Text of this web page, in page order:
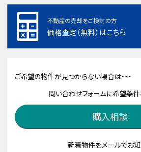
不動産の売却をご検討の方
価格査定（無料）はこちら
ご希望の物件が見つからない場合は・・・
問い合わせフォームに希望条
購入相談
新着物件をメールでお